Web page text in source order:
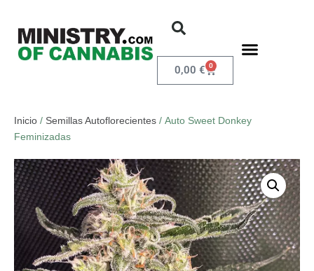
0,00 € 0
Inicio / Semillas Autoflorecientes / Auto Sweet Donkey
Feminizadas